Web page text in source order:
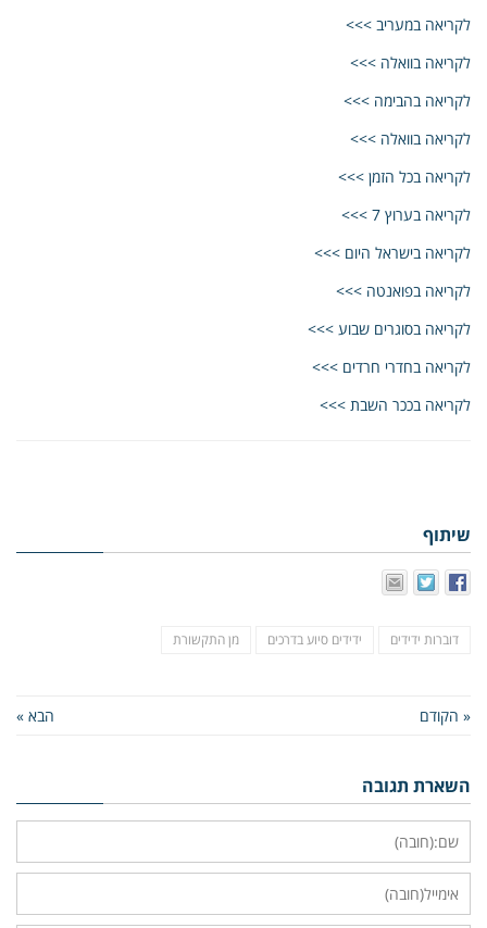
לקריאה במעריב >>>
לקריאה בוואלה >>>
לקריאה בהבימה >>>
לקריאה בוואלה >>>
לקריאה בכל הזמן >>>
לקריאה בערוץ 7 >>>
לקריאה בישראל היום >>>
לקריאה בפואנטה >>>
לקריאה בסוגרים שבוע >>>
לקריאה בחדרי חרדים >>>
לקריאה בככר השבת >>>
שיתוף
דוברות ידידים ידידים סיוע בדרכים מן התקשורת
« הקודם הבא »
השארת תגובה